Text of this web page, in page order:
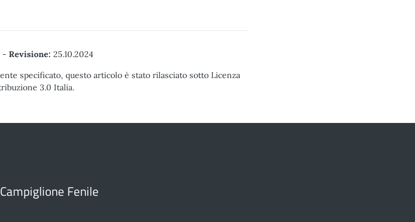
- Revisione: 25.10.2024
specificato, questo articolo è stato rilasciato sotto Licenza
3.0 Italia.
Fenile